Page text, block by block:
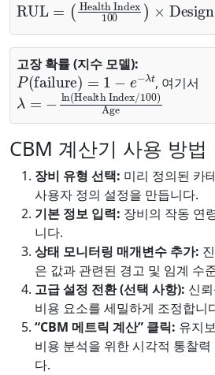
고장 확률 (지수 모델):
P(failure)=1−e−λt
, 여기서
λ =−ln(
Health Index/100)Age
CBM 계산기 사용 방법
장비 유형 선택: 미리 정의된 카
사용자 정의 설정을 만듭니다.
기본 정보 입력: 장비의 작동 연
니다.
상태 모니터링 매개변수 추가:
은 값과 관련된 경고 및 임계 수
고급 설정 전환 (선택 사항): 신
비용 요소를 세밀하게 조정합니
“CBM 메트릭 계산” 클릭: 유지
비용 분석을 위한 시각적 통찰
다.